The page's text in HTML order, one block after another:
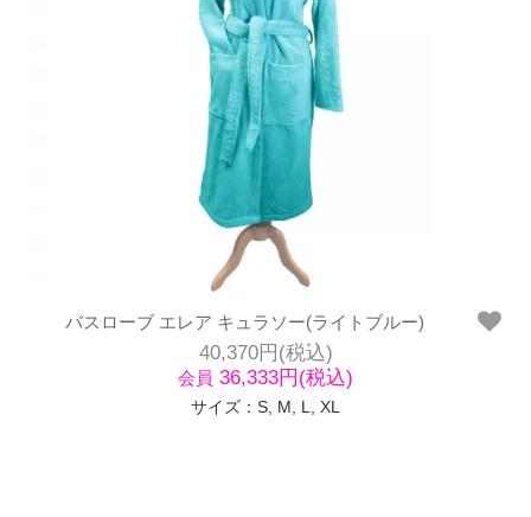
バスローブ エレア キュラソー(ライトブルー)
40,370円(税込)
会員 36,333円(税込)
サイズ：S, M, L, XL